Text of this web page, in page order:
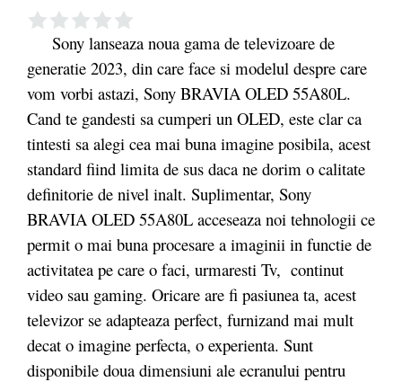
Sony lanseaza noua gama de televizoare de
generatie 2023, din care face si modelul despre care
vom vorbi astazi, Sony BRAVIA OLED 55A80L.
Cand te gandesti sa cumperi un OLED, este clar ca
tintesti sa alegi cea mai buna imagine posibila, acest
standard fiind limita de sus daca ne dorim o calitate
definitorie de nivel inalt. Suplimentar, Sony
BRAVIA OLED 55A80L acceseaza noi tehnologii ce
permit o mai buna procesare a imaginii in functie de
activitatea pe care o faci, urmaresti Tv, continut
video sau gaming. Oricare are fi pasiunea ta, acest
televizor se adapteaza perfect, furnizand mai mult
decat o imagine perfecta, o experienta. Sunt
disponibile doua dimensiuni ale ecranului pentru